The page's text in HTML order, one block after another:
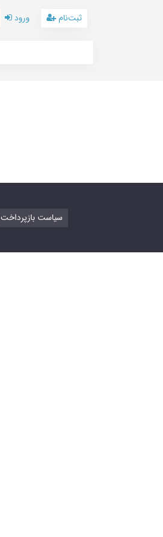
ورود ثبت‌نام
Refund Policy سیاست بازپرداخت